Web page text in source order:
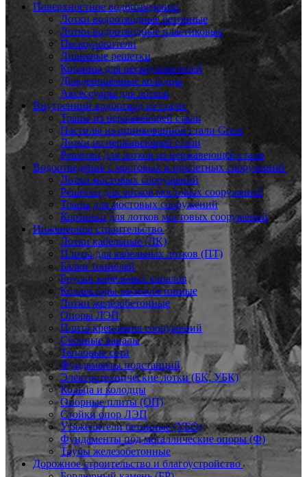
Поверхностное водоотведение
Лотки водоотводные бетонные
Лотки водоотводные пластиковые
Пескоуловители
Ливневые решетки
Корзины для пескоуловителей
Дождеприемные колодцы
Аксессуары для лотков
Внутренний водоотвод из стали
Трапы из нержавеющей стали
Настилы из оцинкованной стали Grent
Лотки из нержавеющей стали
Решётки для лотков из нержавеющей стали
Водоотведение с мостовых и пролетных сооружений
Лотки мостовых сооружений
Решетки для лотков мостовых сооружений
Трапы для мостовых сооружений
Корзинки для лотков мостовых сооружений
Инженерное строительство
Лотки кабельные (ЛК)
Плиты для кабельных лотков (ПТ)
Балки тоннелей
Бруски кабельных каналов
Коллекторы железобетонные
Лотки железобетонные
Опоры ЛЭП
Плита крепления сооружений
Сборные каналы
Тепловые сети
Фундаменты подстанций
Электротехнические лотки (БК, УБК)
Кольца и колодцы
Опорные плиты (ОП)
Стойки опор ЛЭП
Утяжелители бетонные (УБО)
Фундаменты под металлические опоры (Ф)
Трубы железобетонные
Дорожное строительство и благоустройство